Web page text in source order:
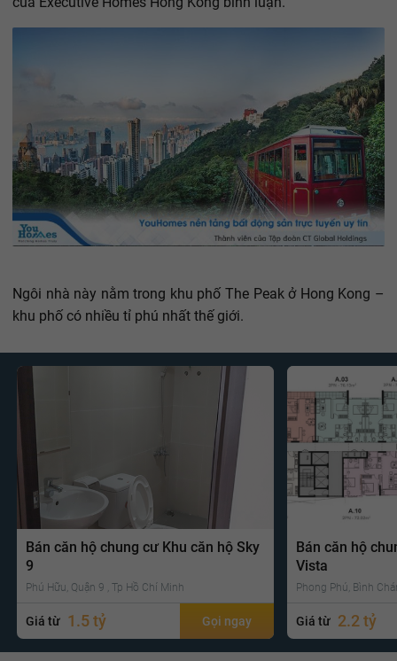
Ngôi nhà này nằm trong khu phố The Peak ở Hong Kong –
khu phố có nhiều tỉ phú nhất thế giới.
Bán căn hộ chung cư Khu căn hộ Sky
9
Phú Hữu, Quận 9 , Tp Hồ Chí Minh
Giá từ 1.5 tỷ Gọi ngay
Bán căn hộ
Vista
Phong Phú, Bình
Giá từ 2.2 tỷ